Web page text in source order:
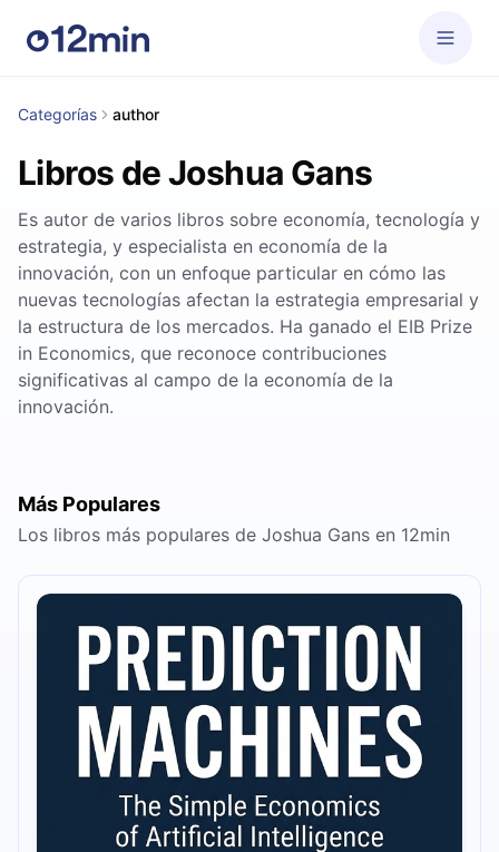
Categorías author
Libros de Joshua Gans
Es autor de varios libros sobre economía, tecnología y
estrategia, y especialista en economía de la
innovación, con un enfoque particular en cómo las
nuevas tecnologías afectan la estrategia empresarial y
la estructura de los mercados. Ha ganado el EIB Prize
in Economics, que reconoce contribuciones
significativas al campo de la economía de la
innovación.
Más Populares
Los libros más populares de Joshua Gans en 12min